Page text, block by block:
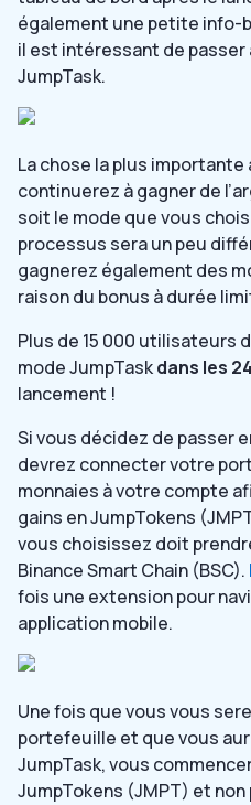
également une petite info-
il est intéressant de passer
JumpTask.
La chose la plus
continuerez à gagner de
soit le mode que vous
processus sera un peu
gagnerez également des
raison du bonus à durée
Plus de 15 000 utilisateurs
mode JumpTaskdans les
lancement !
Si vous décidez de passer
devrez connecter votre
monnaies à votre compte
gains en JumpTokens
vous choisissez doit
Binance Smart Chain (BSC).
fois une extension pour
application mobile.
Une fois que vous vous
portefeuille et que vous
JumpTask, vous
JumpTokens (JMPT) et